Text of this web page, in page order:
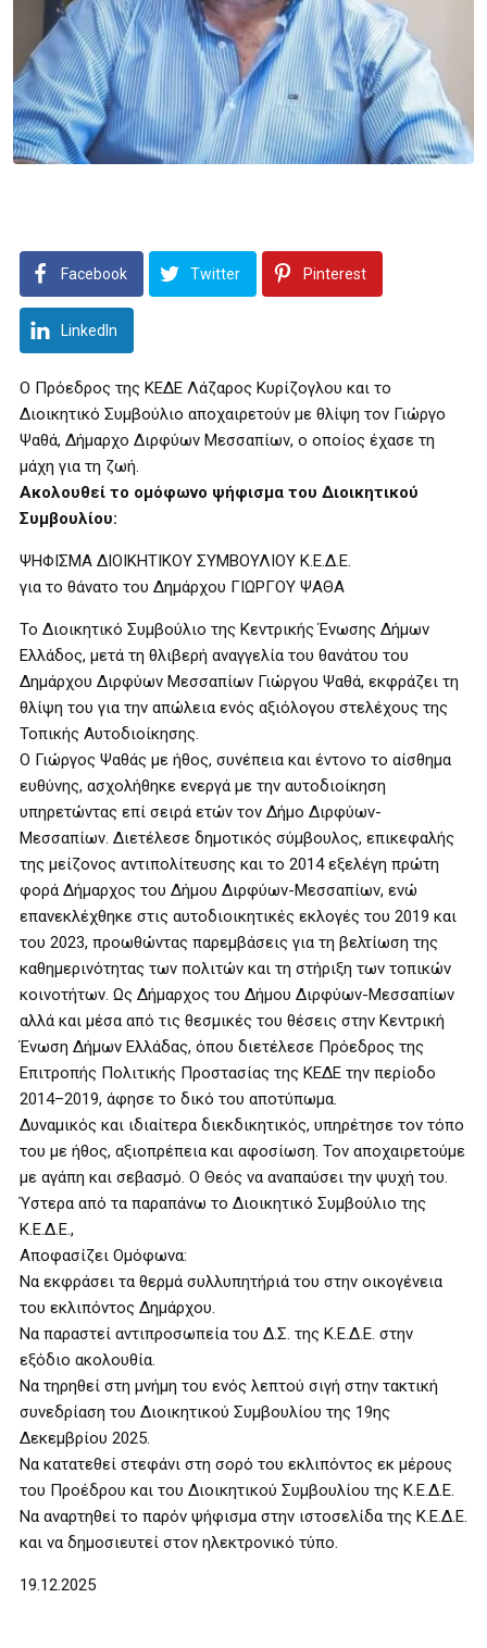
Facebook Twitter Pinterest
LinkedIn
Ο Πρόεδρος της ΚΕΔΕ Λάζαρος Κυρίζογλου και το
Διοικητικό Συμβούλιο αποχαιρετούν με θλίψη τον Γιώργο
Ψαθά, Δήμαρχο Διρφύων Μεσσαπίων, ο οποίος έχασε τη
μάχη για τη ζωή.
Ακολουθεί το ομόφωνο ψήφισμα του Διοικητικού
Συμβουλίου:
ΨΗΦΙΣΜΑ ΔΙΟΙΚΗΤΙΚΟΥ ΣΥΜΒΟΥΛΙΟΥ Κ.Ε.Δ.Ε.
για το θάνατο του Δημάρχου ΓΙΩΡΓΟΥ ΨΑΘΑ
Το Διοικητικό Συμβούλιο της Κεντρικής Ένωσης Δήμων
Ελλάδος, μετά τη θλιβερή αναγγελία του θανάτου του
Δημάρχου Διρφύων Μεσσαπίων Γιώργου Ψαθά, εκφράζει τη
θλίψη του για την απώλεια ενός αξιόλογου στελέχους της
Τοπικής Αυτοδιοίκησης.
Ο Γιώργος Ψαθάς με ήθος, συνέπεια και έντονο το αίσθημα
ευθύνης, ασχολήθηκε ενεργά με την αυτοδιοίκηση
υπηρετώντας επί σειρά ετών τον Δήμο Διρφύων-
Μεσσαπίων. Διετέλεσε δημοτικός σύμβουλος, επικεφαλής
της μείζονος αντιπολίτευσης και το 2014 εξελέγη πρώτη
φορά Δήμαρχος του Δήμου Διρφύων-Μεσσαπίων, ενώ
επανεκλέχθηκε στις αυτοδιοικητικές εκλογές του 2019 και
του 2023, προωθώντας παρεμβάσεις για τη βελτίωση της
καθημερινότητας των πολιτών και τη στήριξη των τοπικών
κοινοτήτων. Ως Δήμαρχος του Δήμου Διρφύων-Μεσσαπίων
αλλά και μέσα από τις θεσμικές του θέσεις στην Κεντρική
Ένωση Δήμων Ελλάδας, όπου διετέλεσε Πρόεδρος της
Επιτροπής Πολιτικής Προστασίας της ΚΕΔΕ την περίοδο
2014–2019, άφησε το δικό του αποτύπωμα.
Δυναμικός και ιδιαίτερα διεκδικητικός, υπηρέτησε τον τόπο
του με ήθος, αξιοπρέπεια και αφοσίωση. Τον αποχαιρετούμε
με αγάπη και σεβασμό. Ο Θεός να αναπαύσει την ψυχή του.
Ύστερα από τα παραπάνω το Διοικητικό Συμβούλιο της
Κ.Ε.Δ.Ε.,
Αποφασίζει Ομόφωνα:
Να εκφράσει τα θερμά συλλυπητήριά του στην οικογένεια
του εκλιπόντος Δημάρχου.
Να παραστεί αντιπροσωπεία του Δ.Σ. της Κ.Ε.Δ.Ε. στην
εξόδιο ακολουθία.
Να τηρηθεί στη μνήμη του ενός λεπτού σιγή στην τακτική
συνεδρίαση του Διοικητικού Συμβουλίου της 19ης
Δεκεμβρίου 2025.
Να κατατεθεί στεφάνι στη σορό του εκλιπόντος εκ μέρους
του Προέδρου και του Διοικητικού Συμβουλίου της Κ.Ε.Δ.Ε.
Να αναρτηθεί το παρόν ψήφισμα στην ιστοσελίδα της Κ.Ε.Δ.Ε.
και να δημοσιευτεί στον ηλεκτρονικό τύπο.
19.12.2025